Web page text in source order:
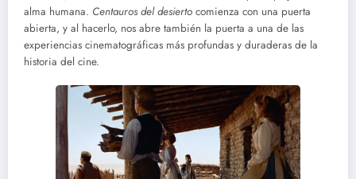
alma humana. Centauros del desierto comienza con una puerta
abierta, y al hacerlo, nos abre también la puerta a una de las
experiencias cinematográficas más profundas y duraderas de la
historia del cine.